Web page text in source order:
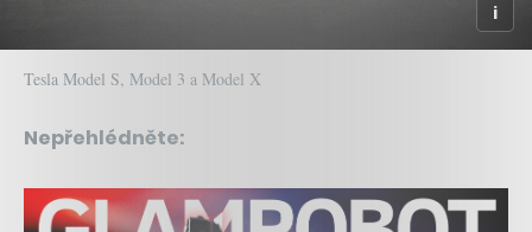
Tesla Model S, Model 3 a Model X
Nepřehlédněte: